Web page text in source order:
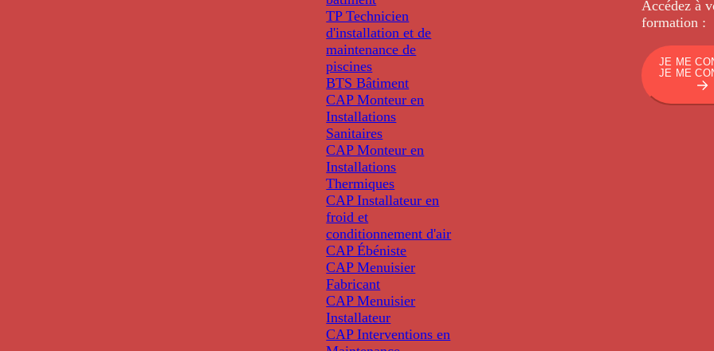
TP Technicien
d'installation et de
maintenance de
piscines
BTS Bâtiment
CAP Monteur en
Installations
Sanitaires
CAP Monteur en
Installations
Thermiques
CAP Installateur en
froid et
conditionnement d'air
CAP Ébéniste
CAP Menuisier
Fabricant
CAP Menuisier
Installateur
CAP Interventions en
Accédez à
formation :
JE ME
JE ME